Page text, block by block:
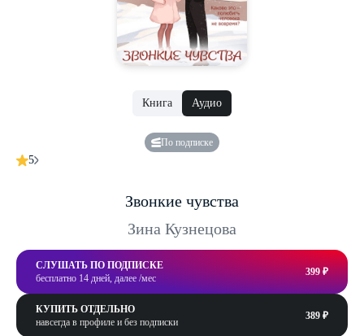
Книга Аудио
По подписке
5
Звонкие чувства
Зина Кузнецова
СЛУШАТЬ ПО ПОДПИСКЕ
бесплатно 14 дней, далее /мес
399 ₽
КУПИТЬ ОТДЕЛЬНО
навсегда в профиле и без подписки
389 ₽